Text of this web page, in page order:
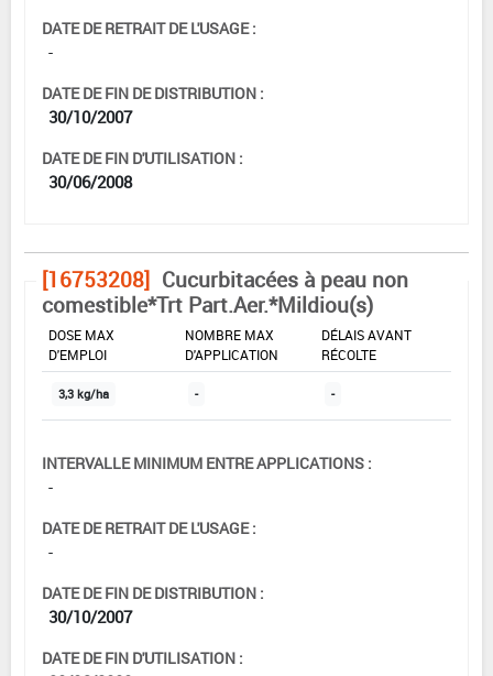
DATE DE RETRAIT DE L'USAGE :
-
DATE DE FIN DE DISTRIBUTION :
30/10/2007
DATE DE FIN D'UTILISATION :
30/06/2008
[16753208] Cucurbitacées à peau non
comestible*Trt Part.Aer.*Mildiou(s)
DOSE MAX
D'EMPLOI
NOMBRE MAX
D'APPLICATION
DÉLAIS AVANT
RÉCOLTE
3,3 kg/ha - -
INTERVALLE MINIMUM ENTRE APPLICATIONS :
-
DATE DE RETRAIT DE L'USAGE :
-
DATE DE FIN DE DISTRIBUTION :
30/10/2007
DATE DE FIN D'UTILISATION :